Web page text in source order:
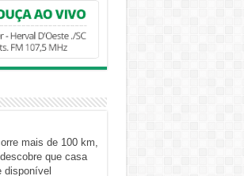
mais de 100 km,
que casa
disponível